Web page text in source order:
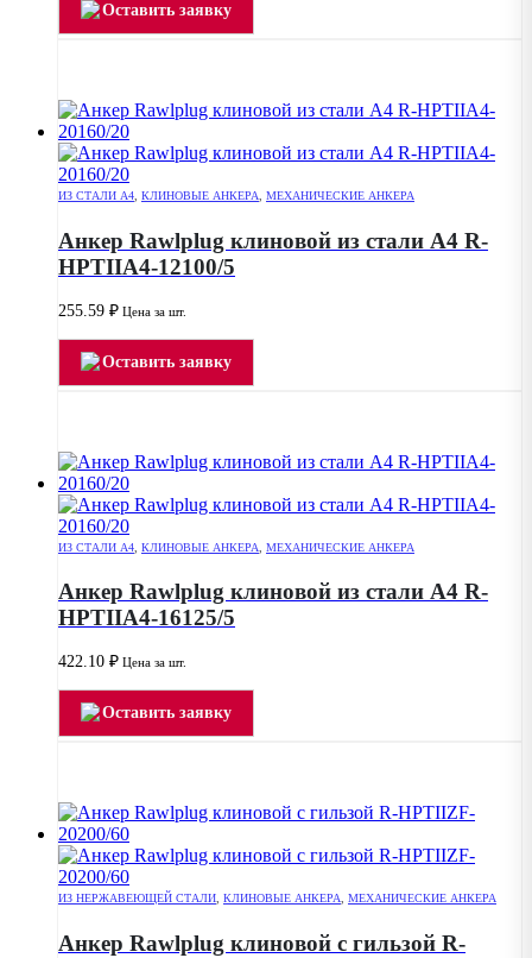
Оставить заявку
ИЗ СТАЛИ А4 КЛИНОВЫЕ АНКЕРА МЕХАНИЧЕСКИЕ АНКЕРА
Анкер Rawlplug клиновой из стали А4 R-
HPTIIA4-12100/5
255.59 ₽ Цена за шт.
Оставить заявку
ИЗ СТАЛИ А4 КЛИНОВЫЕ АНКЕРА МЕХАНИЧЕСКИЕ АНКЕРА
Анкер Rawlplug клиновой из стали А4 R-
HPTIIA4-16125/5
422.10 ₽ Цена за шт.
Оставить заявку
ИЗ НЕРЖАВЕЮЩЕЙ СТАЛИ КЛИНОВЫЕ АНКЕРА МЕХАНИЧЕСКИЕ АНКЕРА
Анкер Rawlplug клиновой с гильзой R-